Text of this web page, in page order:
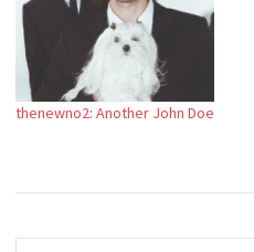
thenewno2: Another John Doe